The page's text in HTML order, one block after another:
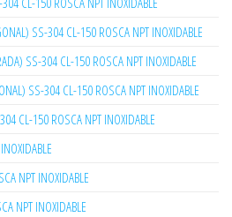
SS-304 CL-150 ROSCA NPT INOXIDABLE
SS-304 CL-150 ROSCA NPT INOXIDABLE
SS-304 CL-150 ROSCA NPT INOXIDABLE
CL-150 ROSCA NPT INOXIDABLE
NPT INOXIDABLE
NPT INOXIDABLE